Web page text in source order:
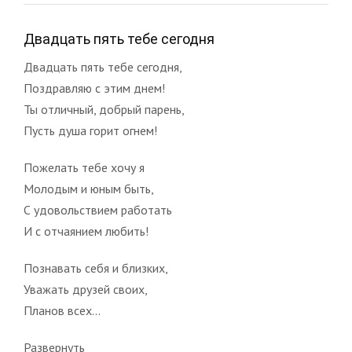
Двадцать пять тебе сегодня
Двадцать пять тебе сегодня,
Поздравляю с этим днем!
Ты отличный, добрый парень,
Пусть душа горит огнем!
Пожелать тебе хочу я
Молодым и юным быть,
С удовольствием работать
И с отчаянием любить!
Познавать себя и близких,
Уважать друзей своих,
Планов всех...
Развернуть